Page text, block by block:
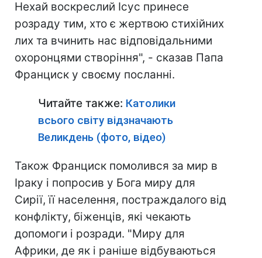
Нехай воскреслий Ісус принесе
розраду тим, хто є жертвою стихійних
лих та вчинить нас відповідальними
охоронцями створіння", - сказав Папа
Франциск у своєму посланні.
Читайте также: Католики
всього світу відзначають
Великдень (фото, відео)
Також Франциск помолився за мир в
Іраку і попросив у Бога миру для
Сирії, її населення, постраждалого від
конфлікту, біженців, які чекають
допомоги і розради. "Миру для
Африки, де як і раніше відбуваються